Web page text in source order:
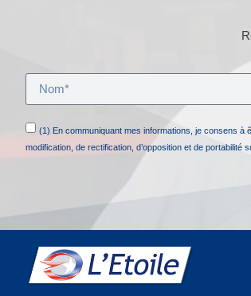
(1) En communiquant mes informations, je consens à
modification, de rectification, d’opposition et de portabilité